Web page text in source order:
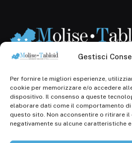
Gestisci
Per fornire le migliori esperienze,
cookie per memorizzare e/o accedere
dispositivo. Il consenso a queste
elaborare dati come il comportamento di
questo sito. Non acconsentire o ritirare
negativamente su alcune caratteristiche
Registr. presso il Tribunale di
14.11.2013, Cron. 1254
Roc: iscrizione n° 25549 (Prot.
30.04.2015)
P.Iva: 01707150700